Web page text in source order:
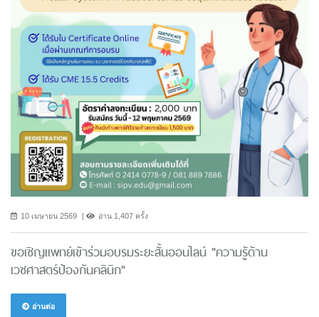
10 เมษายน 2569 อ่าน 1,407 ครั้ง
ขอเชิญแพทย์เข้าร่วมอบรมระยะสั้นออนไลน์ "ความรู้ด้าน
เวชศาสตร์ป้องกันคลินิก"
อ่านต่อ